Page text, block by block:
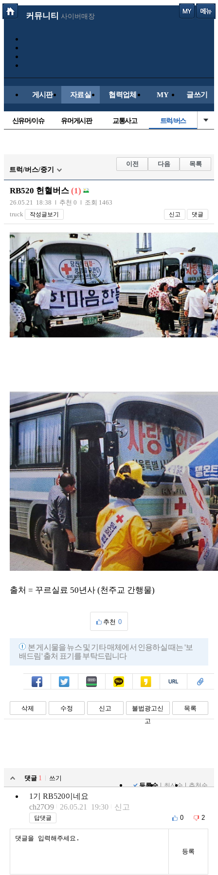
커뮤니티 사이버매장
게시판 자료실 협력업체 MY 글쓰기
신유머/이슈 유머게시판 교통사고 트럭/버스
레이싱모델 자유사진
군사/무기 항공/해운/철도
장착시공사진
트럭/버스/중기
이전 다음 목록
RB520 헌혈버스 (1)
26.05.21 18:38 추천 0
조회 1463
truck
작성글보기 신고 댓글
출처 = 꾸르실료 50년사 (천주교 간행물)
추천 0
본 게시물을 뉴스 및 기타 매체에서 인용하실 때는 '보
배드림' 출처 표기를 부탁드립니다
페북 트윗 밴드 카톡 카스 복사 스크랩
삭제 수정 신고
불법광고신
고
목록
댓글 1
쓰기
등록순
최신순 추천순
1기 RB520이네요
ch27O9
26.05.21 19:30 신고
답댓글 0 2
등록